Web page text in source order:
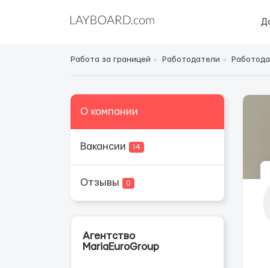
Работа за границей Работодатели
О компании
Вакансии 14
Отзывы 0
Агентство
MariaEuroGroup